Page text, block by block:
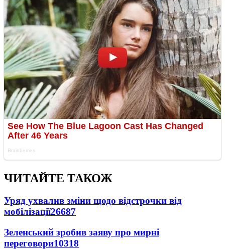
ЧИТАЙТЕ ТАКОЖ
Уряд ухвалив зміни щодо відстрочки від
мобілізації26687
Зеленський зробив заяву про мирні
переговори10318